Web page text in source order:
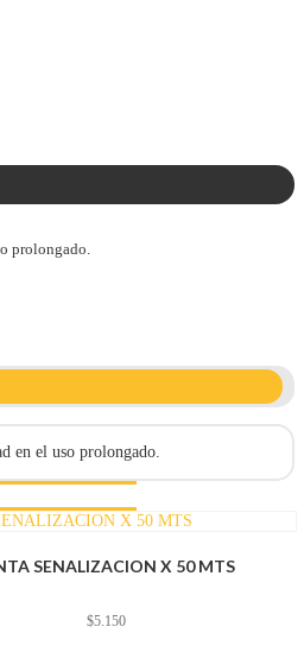
prolongado.
en el uso prolongado.
SENALIZACION X 50 MTS
$5.150